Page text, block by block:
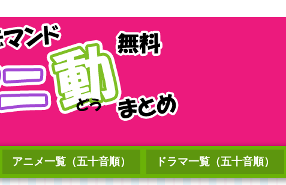
アニメ一覧（五十音順） ドラマ一覧（五十音順）